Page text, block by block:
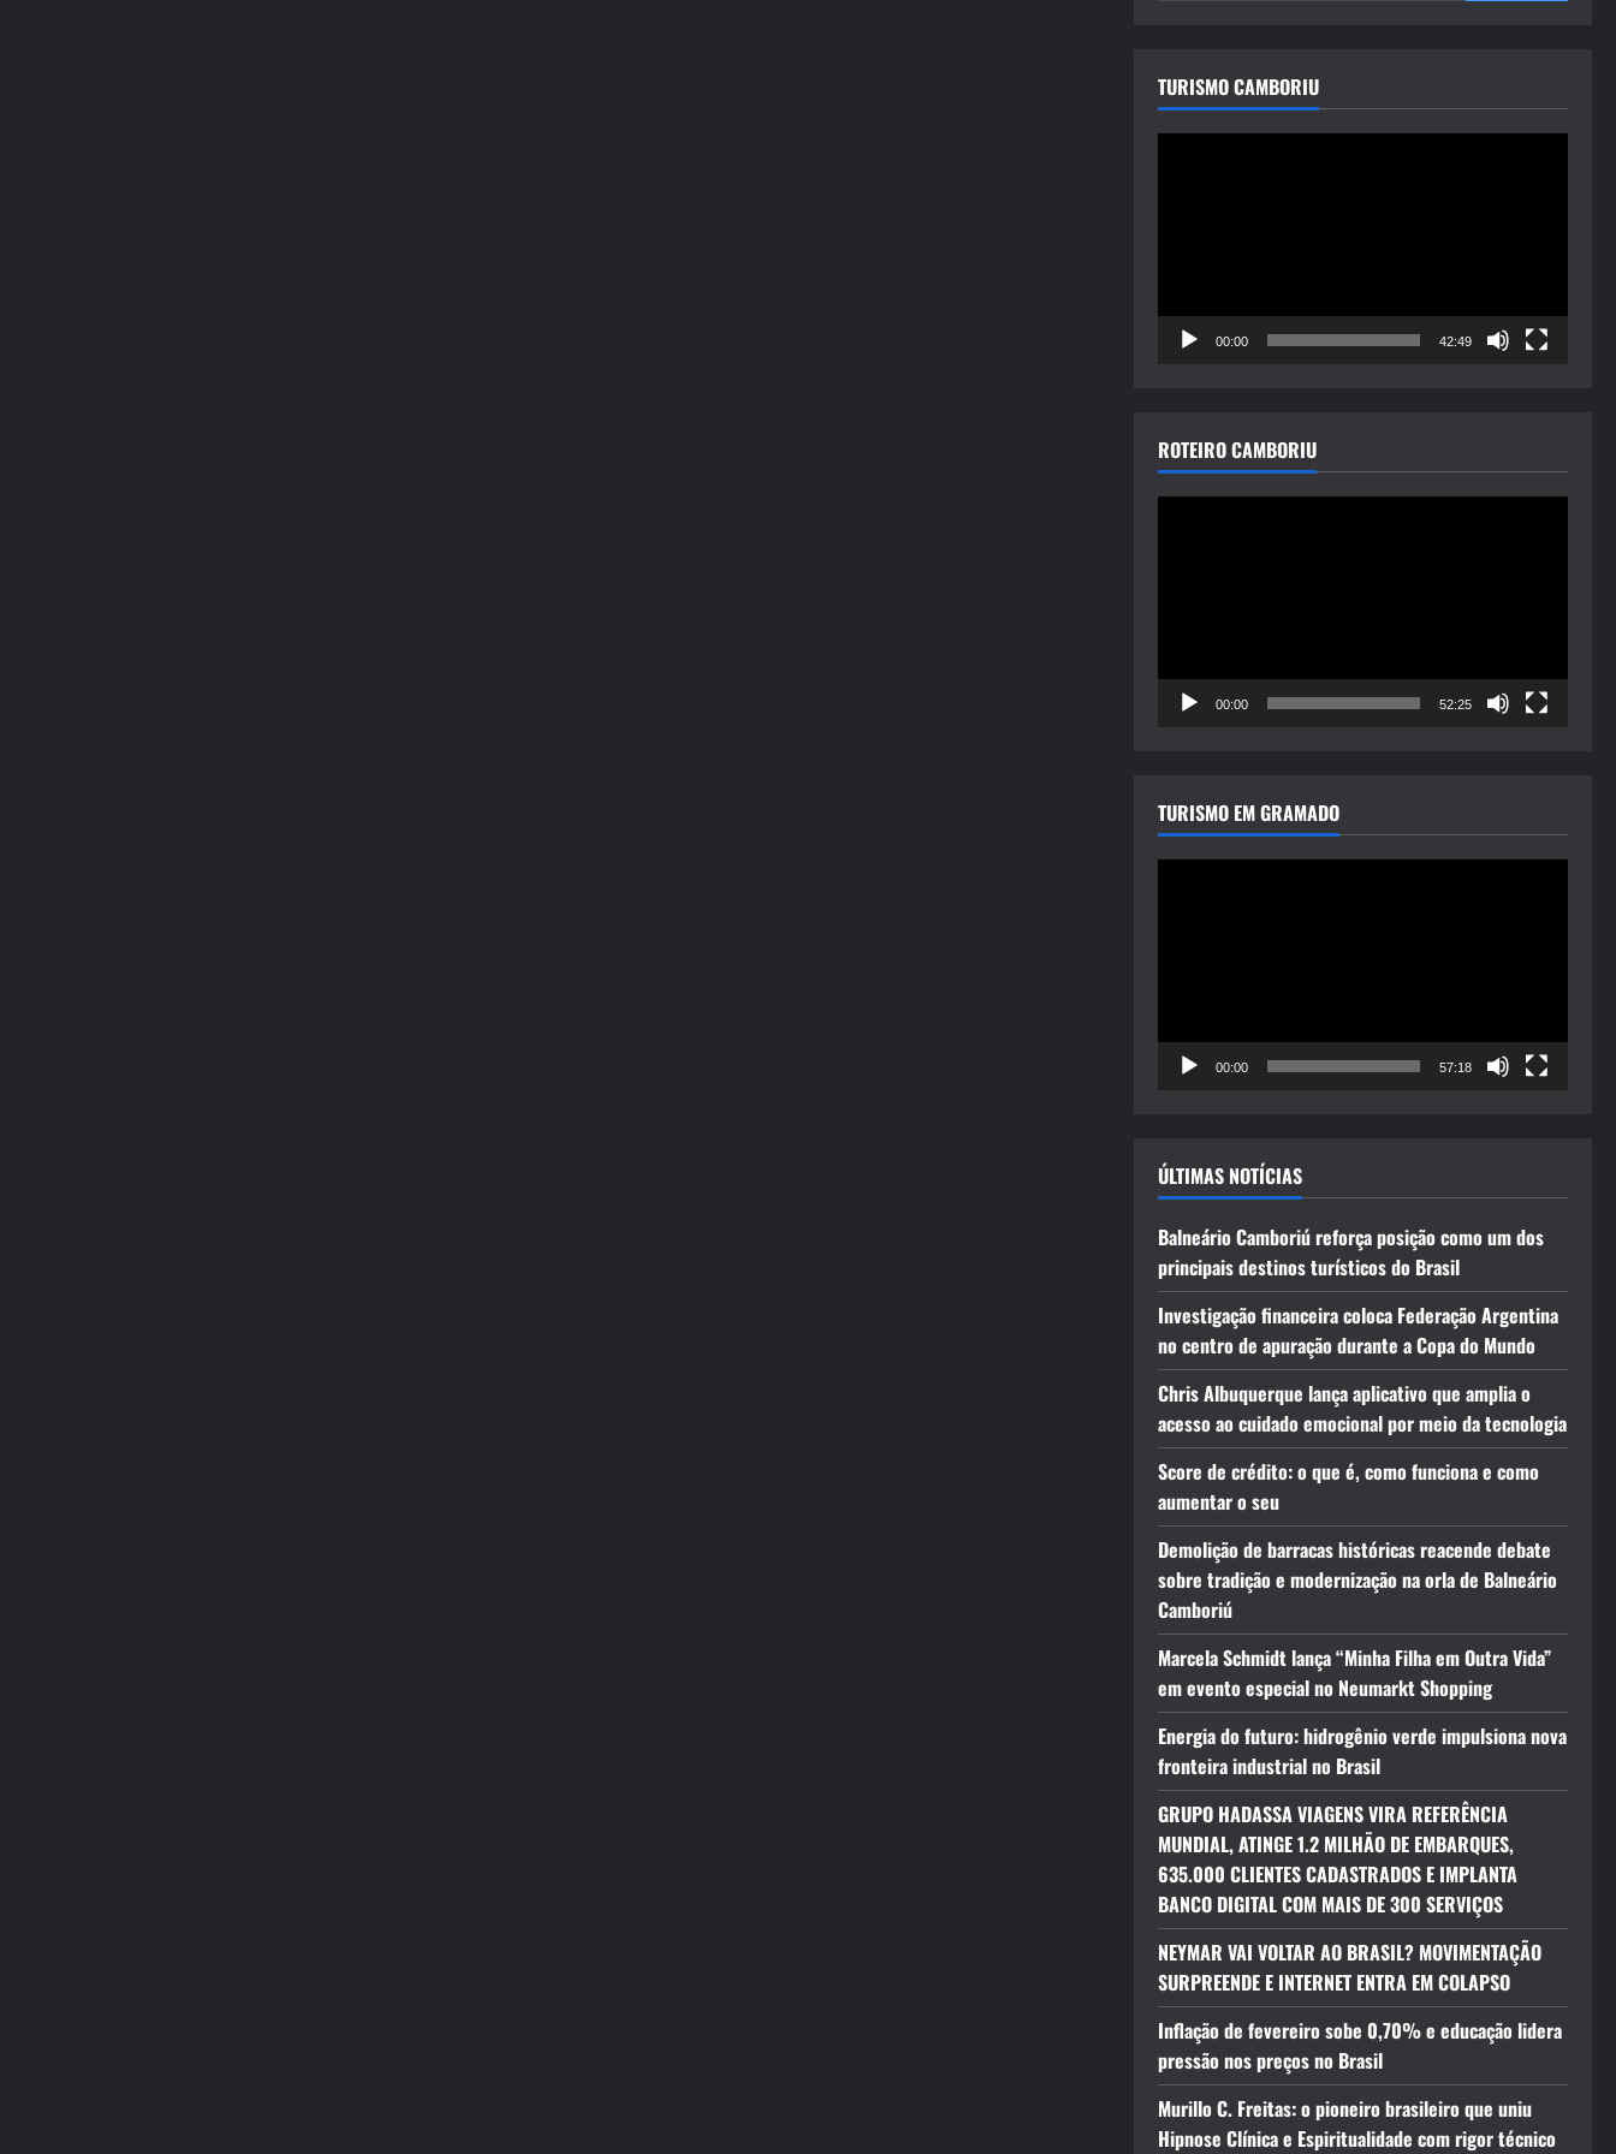
TURISMO CAMBORIU
00:00 42:49
ROTEIRO CAMBORIU
00:00 52:25
TURISMO EM GRAMADO
00:00 57:18
ÚLTIMAS NOTÍCIAS
Balneário Camboriú reforça posição como um dos
principais destinos turísticos do Brasil
Investigação financeira coloca Federação Argentina
no centro de apuração durante a Copa do Mundo
Chris Albuquerque lança aplicativo que amplia o
acesso ao cuidado emocional por meio da tecnologia
Score de crédito: o que é, como funciona e como
aumentar o seu
Demolição de barracas históricas reacende debate
sobre tradição e modernização na orla de Balneário
Camboriú
Marcela Schmidt lança “Minha Filha em Outra Vida”
em evento especial no Neumarkt Shopping
Energia do futuro: hidrogênio verde impulsiona nova
fronteira industrial no Brasil
GRUPO HADASSA VIAGENS VIRA REFERÊNCIA
MUNDIAL, ATINGE 1.2 MILHÃO DE EMBARQUES,
635.000 CLIENTES CADASTRADOS E IMPLANTA
BANCO DIGITAL COM MAIS DE 300 SERVIÇOS
NEYMAR VAI VOLTAR AO BRASIL? MOVIMENTAÇÃO
SURPREENDE E INTERNET ENTRA EM COLAPSO
Inflação de fevereiro sobe 0,70% e educação lidera
pressão nos preços no Brasil
Murillo C. Freitas: o pioneiro brasileiro que uniu
Hipnose Clínica e Espiritualidade com rigor técnico